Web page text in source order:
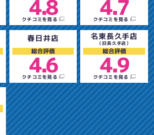
4.8
クチコミを見る 4.7
クチコミを見る
春日井店
総合評価
4.6
クチコミを見る
名東長久手店
（旧長久手店）
総合評価
4.9
クチコミを見る